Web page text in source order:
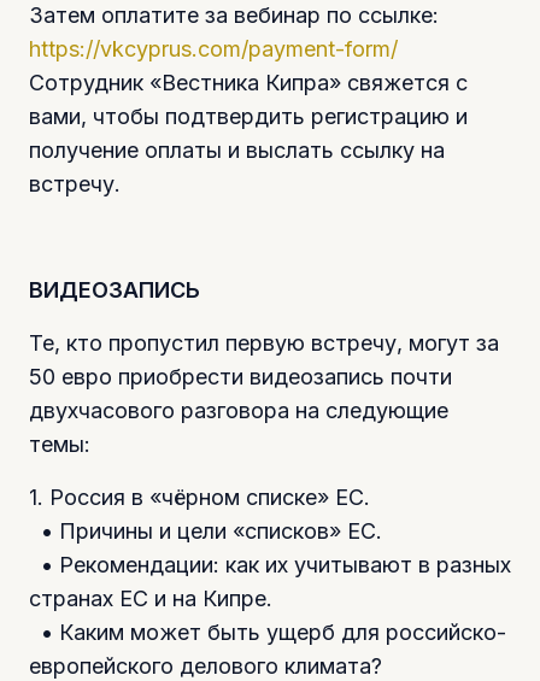
Затем оплатите за вебинар по ссылке:
https://vkcyprus.com/payment-form/
Сотрудник «Вестника Кипра» свяжется с
вами, чтобы подтвердить регистрацию и
получение оплаты и выслать ссылку на
встречу.
ВИДЕОЗАПИСЬ
Те, кто пропустил первую встречу, могут за
50 евро приобрести видеозапись почти
двухчасового разговора на следующие
темы:
1. Россия в «чёрном списке» ЕС.
• Причины и цели «списков» ЕС.
• Рекомендации: как их учитывают в разных
странах ЕС и на Кипре.
• Каким может быть ущерб для российско-
европейского делового климата?